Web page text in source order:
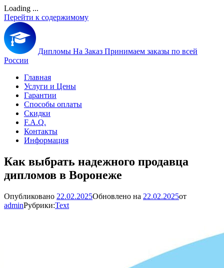
Loading ...
Перейти к содержимому
Дипломы На Заказ Принимаем заказы по всей
России
Главная
Услуги и Цены
Гарантии
Способы оплаты
Скидки
F.A.Q.
Контакты
Информация
Как выбрать надежного продавца
дипломов в Воронеже
Опубликовано 22.02.2025Обновлено на 22.02.2025от
adminРубрики:Text